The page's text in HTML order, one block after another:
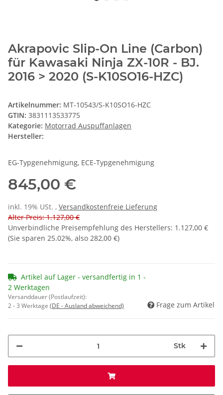
Akrapovic Slip-On Line (Carbon)
für Kawasaki Ninja ZX-10R - BJ.
2016 > 2020 (S-K10SO16-HZC)
Artikelnummer: MT-10543/S-K10SO16-HZC
GTIN: 3831113533775
Kategorie: Motorrad Auspuffanlagen
Hersteller:
EG-Typgenehmigung, ECE-Typgenehmigung
845,00 €
inkl. 19% USt. , Versandkostenfreie Lieferung
Alter Preis: 1.127,00 €
Unverbindliche Preisempfehlung des Herstellers: 1.127,00 €
(Sie sparen 25.02%, also 282,00 €)
Artikel auf Lager - versandfertig in 1 -
2 Werktagen
Versanddauer (Postlaufzeit):
2 - 3 Werktage (DE - Ausland abweichend) Frage zum Artikel
Stk